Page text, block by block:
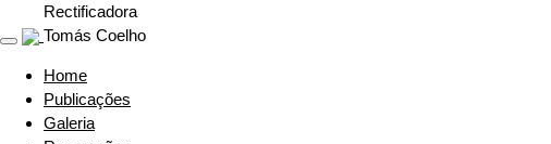
Toggle
navigation
Rectificadora
Tomás Coelho
Home
Publicações
Galeria